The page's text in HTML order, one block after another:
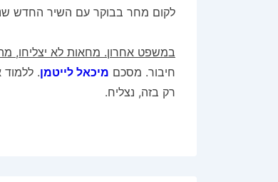
לקום מחר בבוקר עם השיר החדש
במשפט אחרון. מחאות לא יצליחו, מה
חיבור. מסכם מיכאל לייטמן. ללמוד
רק בזה, נצליח.